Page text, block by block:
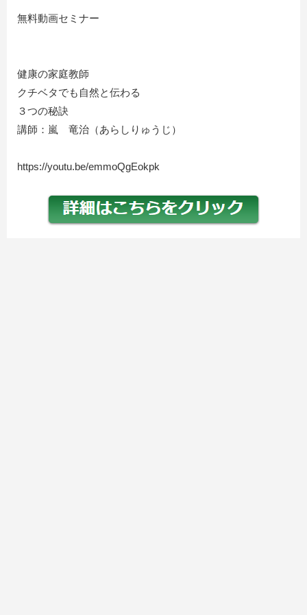
無料動画セミナー
健康の家庭教師
クチベタでも自然と伝わる
３つの秘訣
​講師：嵐 竜治（あらしりゅうじ）
https://youtu.be/emmoQgEokpk